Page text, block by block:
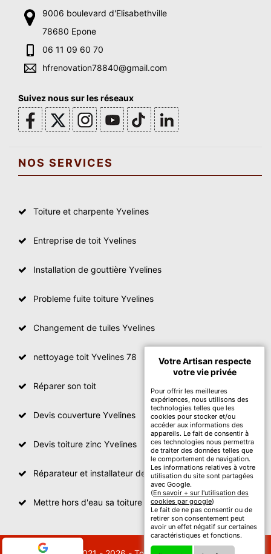
9006 boulevard d'Elisabethville
78680 Epone
06 11 09 60 70
hfrenovation78840@gmail.com
Suivez nous sur les réseaux
NOS SERVICES
Toiture et charpente Yvelines
Entreprise de toit Yvelines
Installation de gouttière Yvelines
Probleme fuite toiture Yvelines
Changement de tuiles Yvelines
nettoyage toit Yvelines 78
Réparer son toit
Devis couverture Yvelines
Devis toiture zinc Yvelines
Réparateur et installateur de fenetre de toit Yvelines
Mettre hors d'eau sa toiture Yvelines
Votre Artisan respecte
votre vie privée
Pour offrir les meilleures
expériences, nous utilisons des
technologies telles que les
cookies pour stocker et/ou
accéder aux informations des
appareils. Le fait de consentir à
ces technologies nous permettra
de traiter des données telles que
le comportement de navigation.
Les informations relatives à votre
utilisation du site sont partagées
avec Google.
(En savoir + sur l'utilisation des
cookies par google)
Le fait de ne pas consentir ou de
retirer son consentement peut
avoir un effet négatif sur certaines
caractéristiques et fonctions.